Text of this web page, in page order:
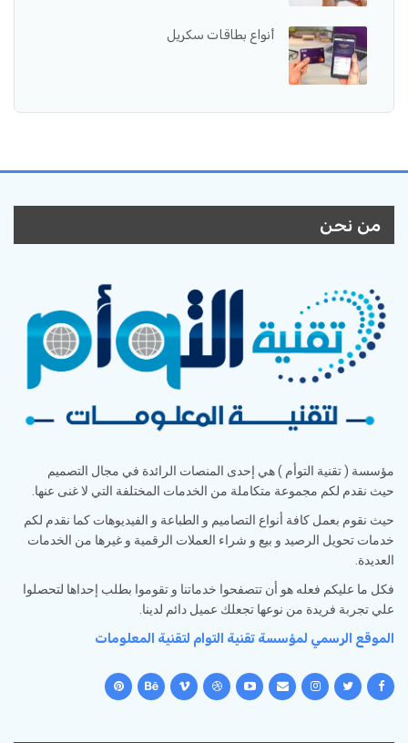
أنواع بطاقات سكريل
من نحن
مؤسسة ( تقنية التوأم ) هي إحدى المنصات الرائدة في مجال التصميم
حيث نقدم لكم مجموعة متكاملة من الخدمات المختلفة التي لا غنى عنها.
حيث نقوم بعمل كافة أنواع التصاميم و الطباعة و الفيديوهات كما نقدم لكم
خدمات تحويل الرصيد و بيع و شراء العملات الرقمية و غيرها من الخدمات
العديدة.
فكل ما عليكم فعله هو أن تتصفحوا خدماتنا و تقوموا بطلب إحداها لتحصلوا
علي تجربة فريدة من نوعها تجعلك عميل دائم لدينا.
الموقع الرسمي لمؤسسة تقنية التوام لتقنية المعلومات